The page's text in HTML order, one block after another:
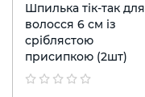
Шпилька тік-так для
волосся 6 см із
сріблястою
присипкою (2шт)